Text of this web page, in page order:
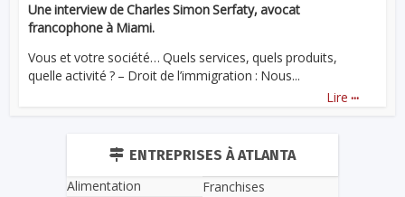
Une interview de Charles Simon Serfaty, avocat
francophone à Miami.
Vous et votre société… Quels services, quels produits,
quelle activité ? – Droit de l’immigration : Nous...
Lire ...
ENTREPRISES À ATLANTA
Alimentation
Franchises